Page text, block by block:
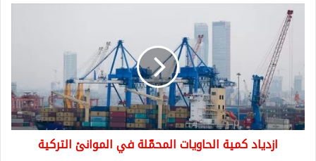
ازدياد
كمية
الحاويات
المحمّلة
في
الموانئ
التركية
ازدياد كمية الحاويات المحمّلة في الموانئ التركية